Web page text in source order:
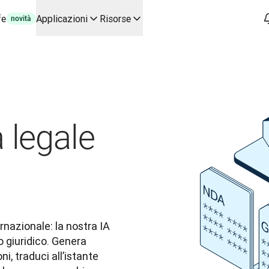
per casi d'uso chiave e integrazioni
API
novità Applicazioni Risorse
legale
la nostra IA
Genera
traduci all’istante